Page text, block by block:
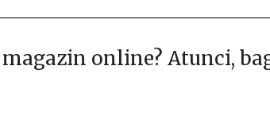
online? Atunci,